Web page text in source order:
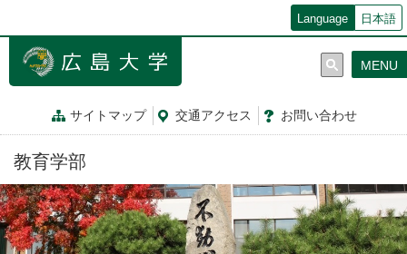
ン
動
Language 日本語
サイトマップ 交通アクセス お問い合わせ
MENU
教育学部